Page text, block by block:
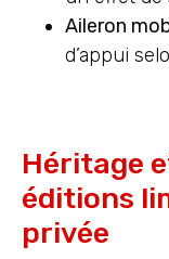
Aileron
d’appui
Héritage
éditions
privée